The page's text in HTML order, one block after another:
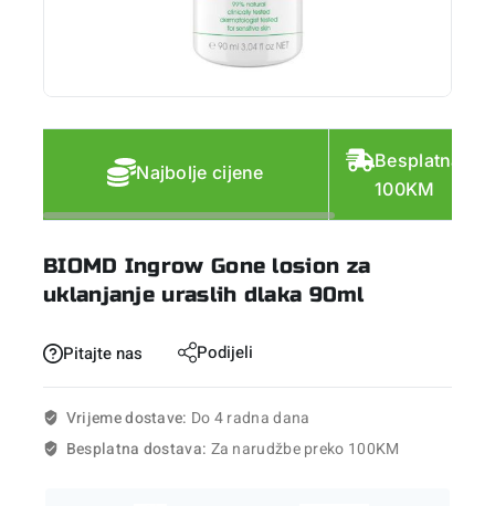
Najbolje cijene
Besplatna
100KM
BIOMD Ingrow Gone losion za
uklanjanje uraslih dlaka 90ml
Pitajte nas Podijeli
Vrijeme dostave: Do 4 radna dana
Besplatna dostava: Za narudžbe preko 100KM